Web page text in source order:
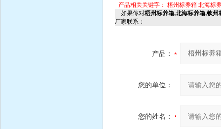
产品相关关键字： 梧州标养箱 北海标
如果你对梧州标养箱,北海标养箱,钦
厂家联系：
产品：
您的单位：
您的姓名：